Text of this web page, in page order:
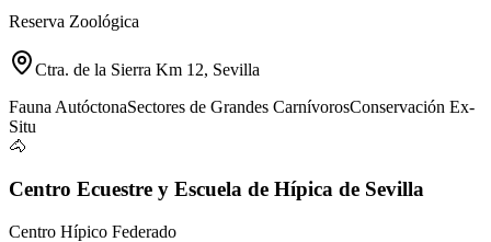
Reserva Zoológica
Ctra. de la Sierra Km 12, Sevilla
Fauna AutóctonaSectores de Grandes CarnívorosConservación Ex-
Situ
🐴
Centro Ecuestre y Escuela de Hípica de Sevilla
Centro Hípico Federado